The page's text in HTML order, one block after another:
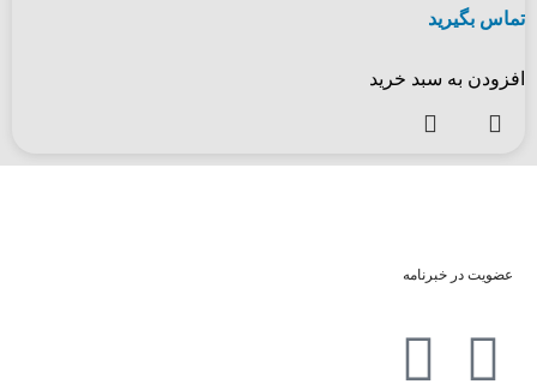
تماس بگیرید
افزودن به سبد خرید
عضویت در خبرنامه